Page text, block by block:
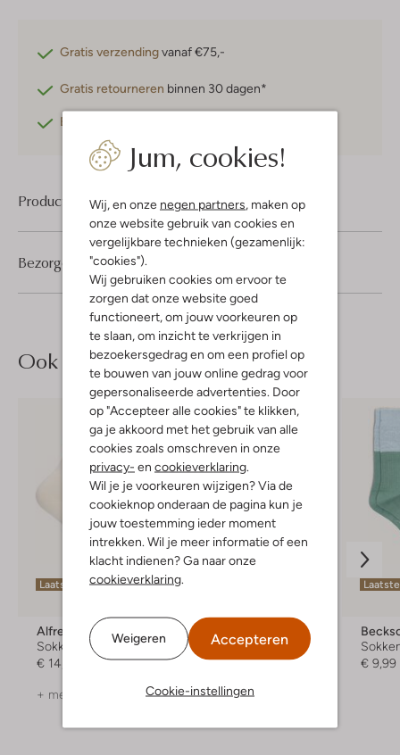
Jum, cookies!
Wij, en onze negen partners , maken op
onze website gebruik van cookies en
vergelijkbare technieken (gezamenlijk:
"cookies").
Wij gebruiken cookies om ervoor te
zorgen dat onze website goed
functioneert, om jouw voorkeuren op
te slaan, om inzicht te verkrijgen in
bezoekersgedrag en om een profiel op
te bouwen van jouw online gedrag voor
gepersonaliseerde advertenties. Door
op "Accepteer alle cookies" te klikken,
ga je akkoord met het gebruik van alle
cookies zoals omschreven in onze
privacy- en cookieverklaring
Wil je je voorkeuren wijzigen? Via de
cookieknop onderaan de pagina kun je
jouw toestemming ieder moment
intrekken. Wil je meer informatie of een
klacht indienen? Ga naar onze
cookieverklaring
Weigeren Accepteren
Cookie-instellingen
Gratis verzendingvanaf €75,-
Gratis retourneren binnen 30 dagen*
Betaal achteraf
Product informatie
Bezorgen & retourneren
Ook iets voor jou?
Laatste maten
Alfredo Gonzales
Sokken
€ 14,99
+ meer kleuren
Xpooos
Sokken
€ 19,95 € 5,99
€ 9,99